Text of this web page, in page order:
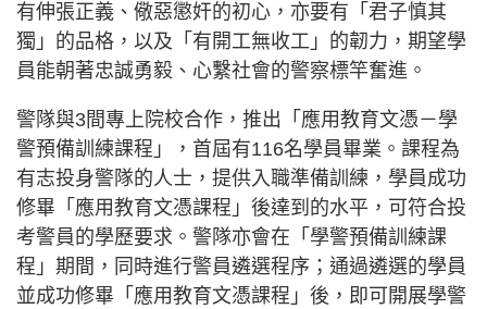
有伸張正義、儆惡懲奸的初心，亦要有「君子慎其
獨」的品格，以及「有開工無收工」的韌力，期望學
員能朝著忠誠勇毅、心繫社會的警察標竿奮進。
警隊與3間專上院校合作，推出「應用教育文憑－學
警預備訓練課程」，首屆有116名學員畢業。課程為
有志投身警隊的人士，提供入職準備訓練，學員成功
修畢「應用教育文憑課程」後達到的水平，可符合投
考警員的學歷要求。警隊亦會在「學警預備訓練課
程」期間，同時進行警員遴選程序；通過遴選的學員
並成功修畢「應用教育文憑課程」後，即可開展學警